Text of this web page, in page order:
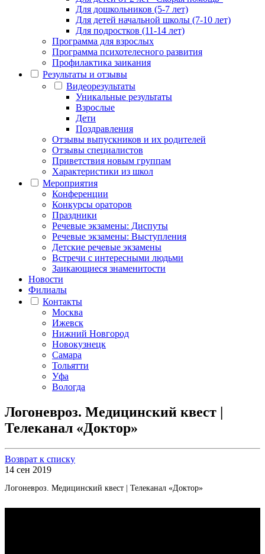
Для дошкольников (5-7 лет)
Для детей начальной школы (7-10 лет)
Для подростков (11-14 лет)
Программа для взрослых
Программа психотелесного развития
Профилактика заикания
Результаты и отзывы
Видеорезультаты
Уникальные результаты
Взрослые
Дети
Поздравления
Отзывы выпускников и их родителей
Отзывы специалистов
Приветствия новым группам
Характеристики из школ
Мероприятия
Конференции
Конкурсы ораторов
Праздники
Речевые экзамены: Диспуты
Речевые экзамены: Выступления
Детские речевые экзамены
Встречи с интересными людьми
Заикающиеся знаменитости
Новости
Филиалы
Контакты
Москва
Ижевск
Нижний Новгород
Новокузнецк
Самара
Тольятти
Уфа
Вологда
Логоневроз. Медицинский квест |
Телеканал «Доктор»
Возврат к списку
14 сен 2019
Логоневроз. Медицинский квест | Телеканал «Доктор»